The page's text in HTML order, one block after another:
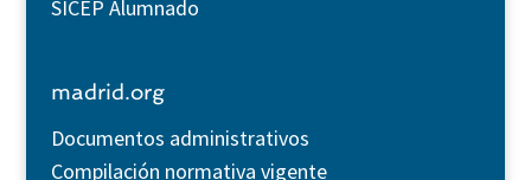
SICEP Alumnado
madrid.org
Documentos administrativos
Compilación normativa vigente